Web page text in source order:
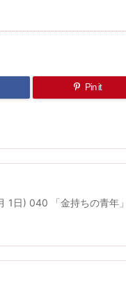
Pin it
1日) 040 「金持ちの青年